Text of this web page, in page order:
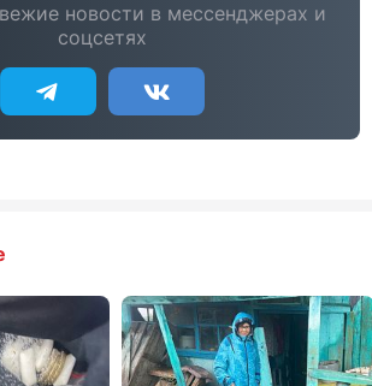
новости в мессенджерах и
соцсетях